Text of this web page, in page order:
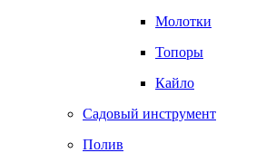
Молотки
Топоры
Кайло
Садовый инструмент
Полив